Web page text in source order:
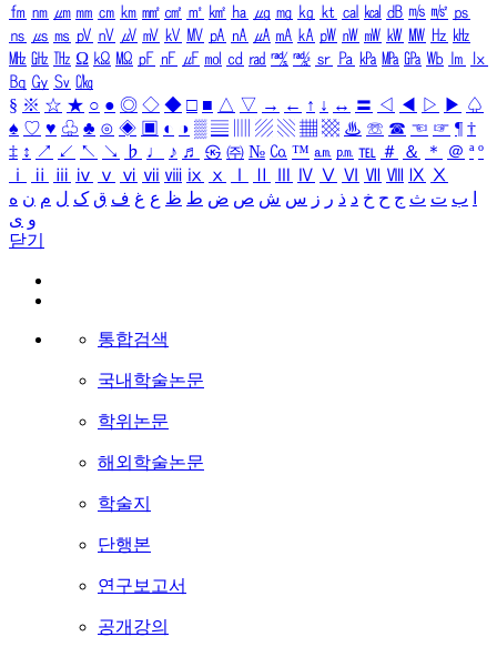
㎙ ㎚ ㎛ ㎜ ㎝ ㎞ ㎟ ㎠ ㎡ ㎢ ㏊ ㎍ ㎎ ㎏ ㏏ ㎈ ㎉ ㏈ ㎧ ㎨ ㎰
㎱ ㎲ ㎳ ㎴ ㎵ ㎶ ㎷ ㎸ ㎹ ㎀ ㎁ ㎂ ㎃ ㎄ ㎺ ㎻ ㎽ ㎾ ㎿ ㎐ ㎑
㎒ ㎓ ㎔ Ω ㏀ ㏁ ㎊ ㎋ ㎌ ㏖ ㏅ ㎭ ㎮ ㎯ ㏛ ㎩ ㎪ ㎫ ㎬ ㏝ ㏐
㏓
㏃ ㏉ ㏜ ㏆
§ ※ ☆ ★ ○ ● ◎ ◇ ◆ □ ■ △ ▽ → ← ↑ ↓ ↔ 〓 ◁ ◀ ▷ ▶ ♤
♠ ♡ ♥ ♧ ♣ ⊙ ◈ ▣ ◐ ◑ ▒ ▤ ▨ ▧ ▦ ▩ ♨ ☏ ☎ ☜ ☞ ¶ †
‡ ↕ ↗ ↙ ↖ ↘ ♭ ♩ ♪ ♬ ㉿ ㈜ № ㏇ ™ ㏂ ㏘ ℡ ＃ ＆ ＊ ＠ ª º
ⅰ
ⅱ ⅲ ⅳ ⅴ ⅵ ⅶ ⅷ ⅸ ⅹ Ⅳ Ⅴ Ⅵ Ⅶ Ⅷ Ⅸ Ⅹ
ب ت ث ج ح خ د ذ ر ز س ش ص ض ط ظ ع غ ف ق ک ل م ن ه
و ی
닫기
통합검색
국내학술논문
학위논문
해외학술논문
학술지
단행본
연구보고서
공개강의